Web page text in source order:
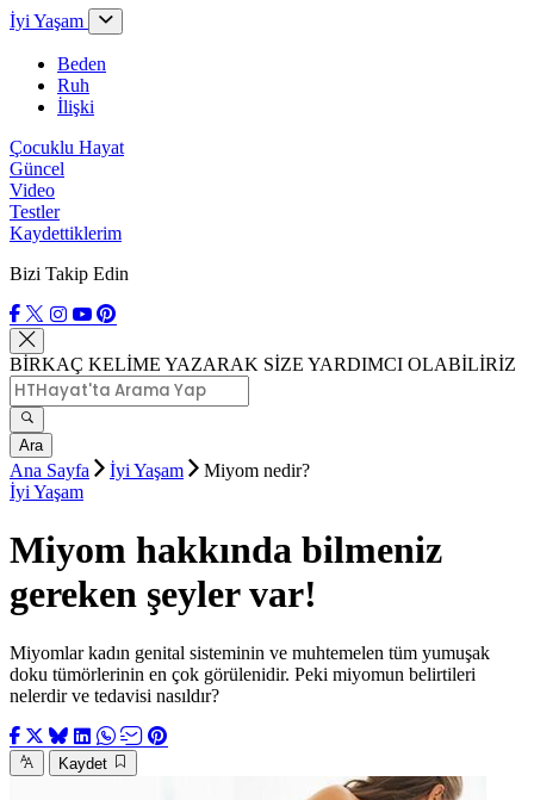
İyi Yaşam
Beden
Ruh
İlişki
Çocuklu Hayat
Güncel
Video
Testler
Kaydettiklerim
Bizi Takip Edin
BİRKAÇ KELİME YAZARAK SİZE YARDIMCI OLABİLİRİZ
Ara
Ana Sayfa İyi Yaşam
Miyom nedir?
İyi Yaşam
Miyom hakkında bilmeniz
gereken şeyler var!
Miyomlar kadın genital sisteminin ve muhtemelen tüm yumuşak
doku tümörlerinin en çok görülenidir. Peki miyomun belirtileri
nelerdir ve tedavisi nasıldır?
Kaydet